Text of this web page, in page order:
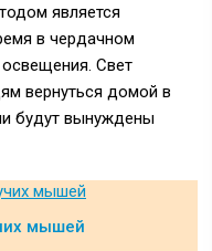
является
в чердачном
Свет
вернуться домой в
будут вынуждены
мышей